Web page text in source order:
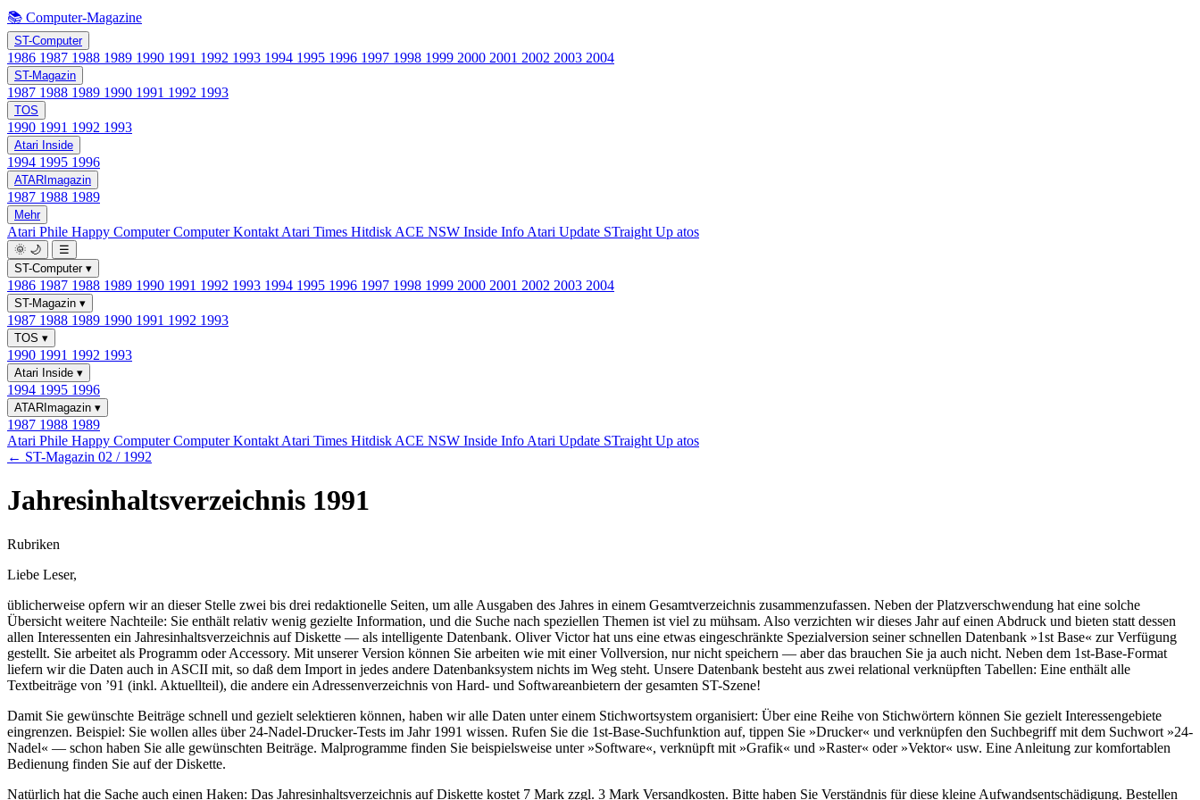
📚 Computer-Magazine
ST-Computer
1986 1987 1988 1989 1990 1991 1992 1993 1994 1995 1996 1997 1998 1999 2000 2001 2002 2003 2004
ST-Magazin
1987 1988 1989 1990 1991 1992 1993
TOS
1990 1991 1992 1993
Atari Inside
1994 1995 1996
ATARImagazin
1987 1988 1989
Mehr
Atari Phile Happy ComputerComputer Kontakt Atari Times Hitdisk ACE NSW Inside Info Atari Update STraight Up atos
🌞 🌙
☰
ST-Computer ▾
1986 1987 1988 1989 1990 1991 1992 1993 1994 1995 1996 1997 1998 1999 2000 2001 2002 2003 2004
ST-Magazin ▾
1987 1988 1989 1990 1991 1992 1993
TOS ▾
1990 1991 1992 1993
Atari Inside ▾
1994 1995 1996
ATARImagazin ▾
1987 1988 1989
Atari Phile Happy ComputerComputer Kontakt Atari Times Hitdisk ACE NSW Inside Info Atari Update STraight Up atos
← ST-Magazin 02 / 1992
Jahresinhaltsverzeichnis 1991
Rubriken
Liebe Leser,
üblicherweise opfern wir an dieser Stelle zwei bis drei redaktionelle Seiten, um alle Ausgaben des Jahres in einem Gesamtverzeichnis zusammenzufassen. Neben der Platzverschwendung hat eine solche
Übersicht weitere Nachteile: Sie enthält relativ wenig gezielte Information, und die Suche nach speziellen Themen ist viel zu mühsam. Also verzichten wir dieses Jahr auf einen Abdruck und bieten statt dessen
allen Interessenten ein Jahresinhaltsverzeichnis auf Diskette — als intelligente Datenbank. Oliver Victor hat uns eine etwas eingeschränkte Spezialversion seiner schnellen Datenbank »1st Base« zur Verfügung
gestellt. Sie arbeitet als Programm oder Accessory. Mit unserer Version können Sie arbeiten wie mit einer Vollversion, nur nicht speichern — aber das brauchen Sie ja auch nicht. Neben dem 1st-Base-Format
liefern wir die Daten auch in ASCII mit, so daß dem Import in jedes andere Datenbanksystem nichts im Weg steht. Unsere Datenbank besteht aus zwei relational verknüpften Tabellen: Eine enthält alle
Textbeiträge von ’91 (inkl. Aktuellteil), die andere ein Adressenverzeichnis von Hard- und Softwareanbietern der gesamten ST-Szene!
Damit Sie gewünschte Beiträge schnell und gezielt selektieren können, haben wir alle Daten unter einem Stichwortsystem organisiert: Über eine Reihe von Stichwörtern können Sie gezielt Interessengebiete
eingrenzen. Beispiel: Sie wollen alles über 24-Nadel-Drucker-Tests im Jahr 1991 wissen. Rufen Sie die 1st-Base-Suchfunktion auf, tippen Sie »Drucker« und verknüpfen den Suchbegriff mit dem Suchwort »24-
Nadel« — schon haben Sie alle gewünschten Beiträge. Malprogramme finden Sie beispielsweise unter »Software«, verknüpft mit »Grafik« und »Raster« oder »Vektor« usw. Eine Anleitung zur komfortablen
Bedienung finden Sie auf der Diskette.
Natürlich hat die Sache auch einen Haken: Das Jahresinhaltsverzeichnis auf Diskette kostet 7 Mark zzgl. 3 Mark Versandkosten. Bitte haben Sie Verständnis für diese kleine Aufwandsentschädigung. Bestellen